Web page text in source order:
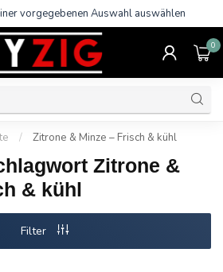
vorgegebenen Auswahl auswählen
0
/ Zitrone & Minze – Frisch & kühl
Zitrone &
& kühl
Filter